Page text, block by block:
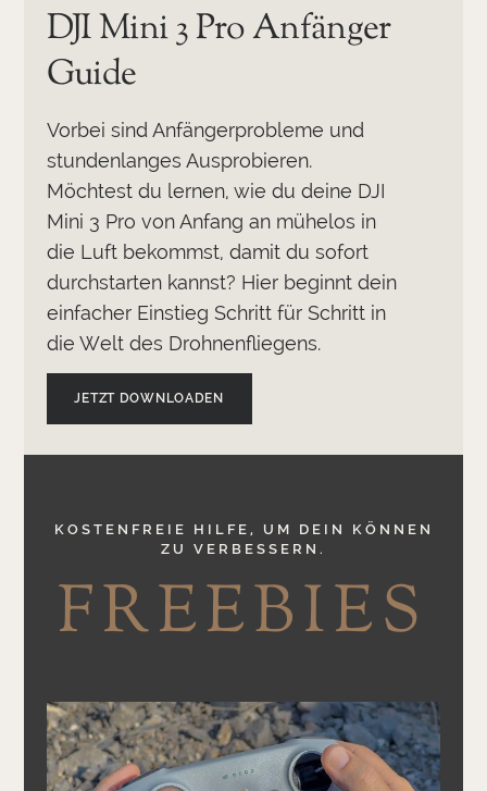
DJI Mini 3 Pro Anfänger
Guide
Vorbei sind Anfängerprobleme und
stundenlanges Ausprobieren.
Möchtest du lernen, wie du deine DJI
Mini 3 Pro von Anfang an mühelos in
die Luft bekommst, damit du sofort
durchstarten kannst? Hier beginnt dein
einfacher Einstieg Schritt für Schritt in
die Welt des Drohnenfliegens.
JETZT DOWNLOADEN
KOSTENFREIE HILFE, UM DEIN KÖNNEN
ZU VERBESSERN.
FREEBIES